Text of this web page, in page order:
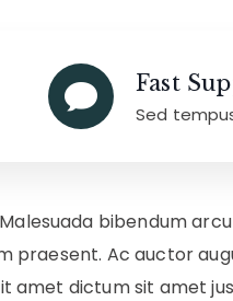
Fast
Sed
bibendum
praesent. Ac auctor
amet dictum sit amet